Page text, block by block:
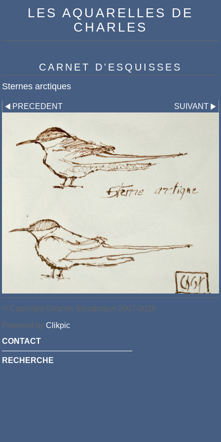
LES AQUARELLES DE
CHARLES
CARNET D'ESQUISSES
Sternes arctiques
PRECEDENT SUIVANT
© Copyright Charles Stoudmann 2007-2026
Powered by Clikpic
CONTACT
RECHERCHE